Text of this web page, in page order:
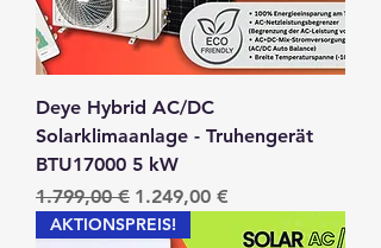
Deye Hybrid AC/DC
Solarklimaanlage - Truhengerät
BTU17000 5 kW
Standardpreis
1.799,00 € Sale-Preis
1.249,00 €
AKTIONSPREIS!